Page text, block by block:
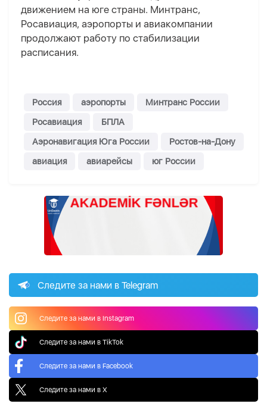
движением на юге страны. Минтранс,
Росавиация, аэропорты и авиакомпании
продолжают работу по стабилизации
расписания.
Россия аэропорты
Минтранс России
Росавиация
БПЛА
Аэронавигация Юга России
Ростов-на-Дону
авиация
авиарейсы юг России
Следите за нами в Telegram
Следите за нами в Instagram
Следите за нами в TikTok
Следите за нами в Facebook
Следите за нами в X